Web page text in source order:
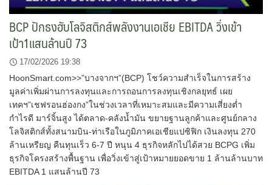
BCP ปักธงฮับโลจิสติกส์พลังงานเอเชีย EBITDA วิ่งเข้า
เป้า1แสนล้านปี 73
17/02/2026 19:38
HoonSmart.com>>”บางจากฯ”(BCP) โชว์ความสำเร็จในการสร้าง
มูลค่าเพิ่มผ่านการลงทุนและการถอนการลงทุนเชิงกลยุทธ์ เผย
เทคฯ”เชฟรอนฮ่องกง”ในช่วงเวลาที่เหมาะสมและมีความเสี่ยงต่ำ
กำไรดี มาร์จิ้นสูง ได้ตลาด-คลังน้ำมัน ขยายฐานลูกค้าและศูนย์กลาง
โลจิสติกส์ทั้งสนามบิน-ท่าเรือในภูมิภาคเอเชียแปซิฟิก เงินลงทุน 270
ล้านเหรียญ คืนทุนเร็ว 6-7 ปี หนุน 4 ธุรกิจหลักไปได้สวย BCPG เพิ่ม
ธุรกิจโครงสร้างพื้นฐาน เพื่อวิ่งเข้าสู่เป้าหมายยอดขาย 1 ล้านล้านบาท
EBITDA 1 แสนล้านปี 73